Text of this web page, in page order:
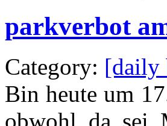
parkverbot
Category: [daily
Bin heute um